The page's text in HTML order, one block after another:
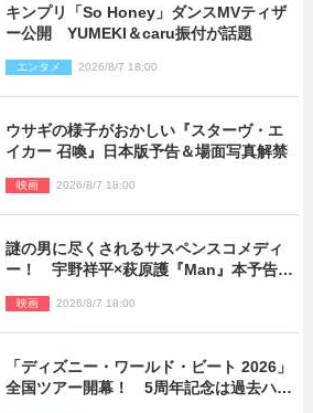
キンプリ「So Honey」ダンスMVティザ
ー公開 YUMEKI＆caru振付が話題
エンタメ 2026/8/7 18:00
ウサギの様子がおかしい『スターヴ・エ
イカー 召喚』日本版予告＆場面写真解禁
映画 2026/8/7 18:00
謎の男に尽くされるサスペンスコメディ
ー！ 宇野祥平×萩原護『Man』本予告＆
映画 2026/8/7 18:00
「ディズニー・ワールド・ビート 2026」
全国ツアー開幕！ 5周年記念は過去ハイ